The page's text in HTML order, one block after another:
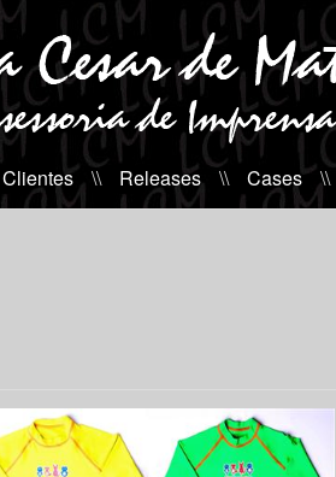
Clientes \\ Releases \\ Cases \\